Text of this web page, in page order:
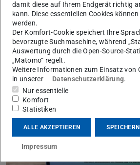
Zentral supportete
Angebote an der TU
Lernplattform Moodle nutzen
damit diese auf Ihrem Endgerät richtig
kann. Diese essentiellen Cookies
werden.
Der Komfort-Cookie speichert Ihre
bevorzugte Suchmaschine, während
Auswertung durch die Open-Source-
„Matomo“ regelt.
Weitere Informationen zum Einsatz von
in unserer
Datenschutzerklärung.
Nur essentielle
Komfort
Statistiken
ALLE AKZEPTIEREN
Impressum